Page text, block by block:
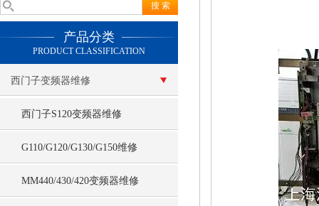
产品分类
PRODUCT CLASSIFICATION
西门子变频器维修
西门子S120变频器维修
G110/G120/G130/G150维修
MM440/430/420变频器维修